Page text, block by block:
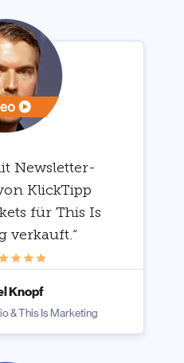
Newsletter-
KlickTipp
für This Is
verkauft.“
Knopf
& This Is Marketing